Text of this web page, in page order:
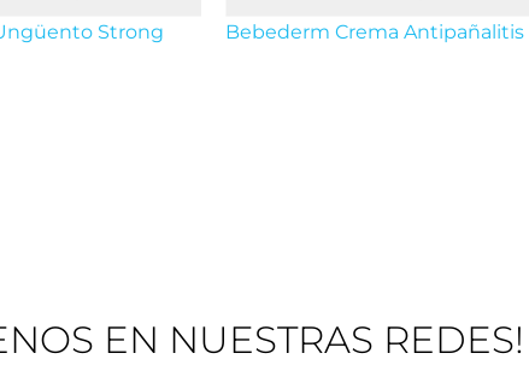
Strong Bebederm Crema Antipañalitis
EN NUESTRAS REDES!